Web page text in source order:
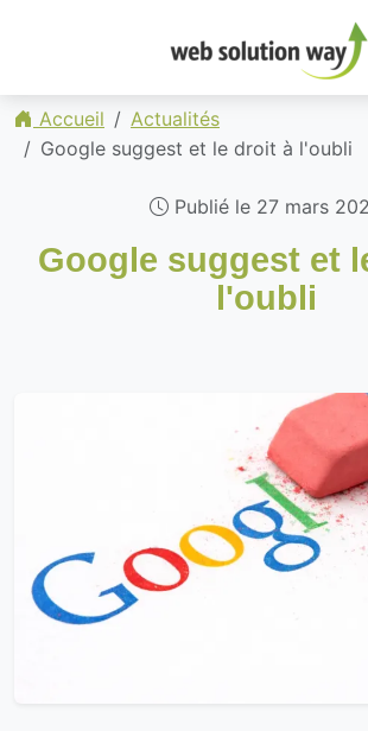
Accueil
Actualités
Google suggest et le droit à l'oubli
Publié le 27 mars
Google suggest et
l'oubli